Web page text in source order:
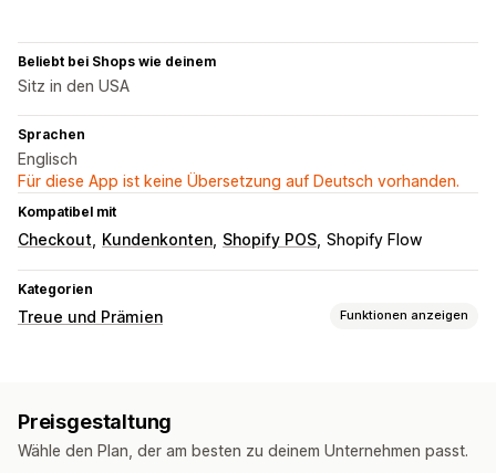
Beliebt bei Shops wie deinem
Sitz in den USA
Sprachen
Englisch
Für diese App ist keine Übersetzung auf Deutsch vorhanden.
Kompatibel mit
Checkout Kundenkonten Shopify POS Shopify Flow
Kategorien
Treue und Prämien Funktionen anzeigen
Empfehlungen
Abonnements
Prämien, die du anbieten kannst
Preisgestaltung
Wähle den Plan, der am besten zu deinem Unternehmen passt.